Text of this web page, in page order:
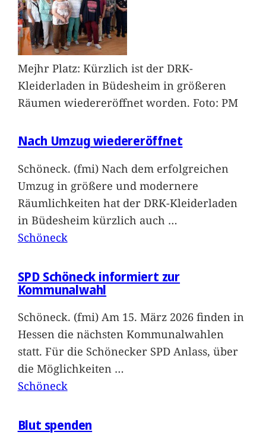
Mejhr Platz: Kürzlich ist der DRK-
Kleiderladen in Büdesheim in größeren
Räumen wiedereröffnet worden. Foto: PM
Nach Umzug wiedereröffnet
Schöneck. (fmi) Nach dem erfolgreichen
Umzug in größere und modernere
Räumlichkeiten hat der DRK-Kleiderladen
in Büdesheim kürzlich auch …
Schöneck
SPD Schöneck informiert zur
Kommunalwahl
Schöneck. (fmi) Am 15. März 2026 finden in
Hessen die nächsten Kommunalwahlen
statt. Für die Schönecker SPD Anlass, über
die Möglichkeiten …
Schöneck
Blut spenden